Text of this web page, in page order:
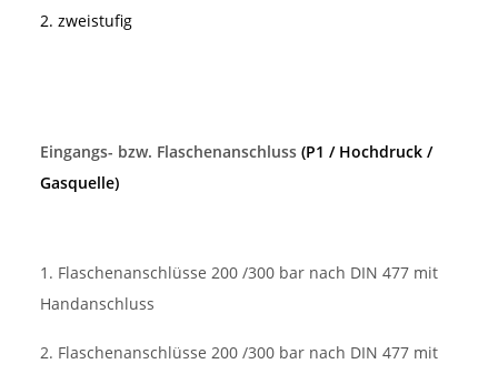
2. zweistufig
Eingangs- bzw. Flaschenanschluss (P1 / Hochdruck /
Gasquelle)
1. Flaschenanschlüsse 200 /300 bar nach DIN 477 mit
Handanschluss
2. Flaschenanschlüsse 200 /300 bar nach DIN 477 mit